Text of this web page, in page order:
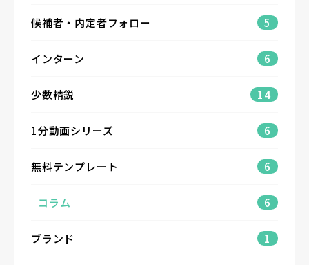
候補者・内定者フォロー 5
インターン 6
少数精鋭 14
1分動画シリーズ 6
無料テンプレート 6
コラム 6
ブランド 1